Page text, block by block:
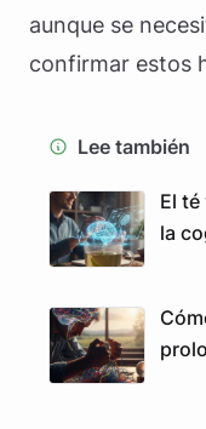
aunque se
confirmar estos
Lee también
El
la